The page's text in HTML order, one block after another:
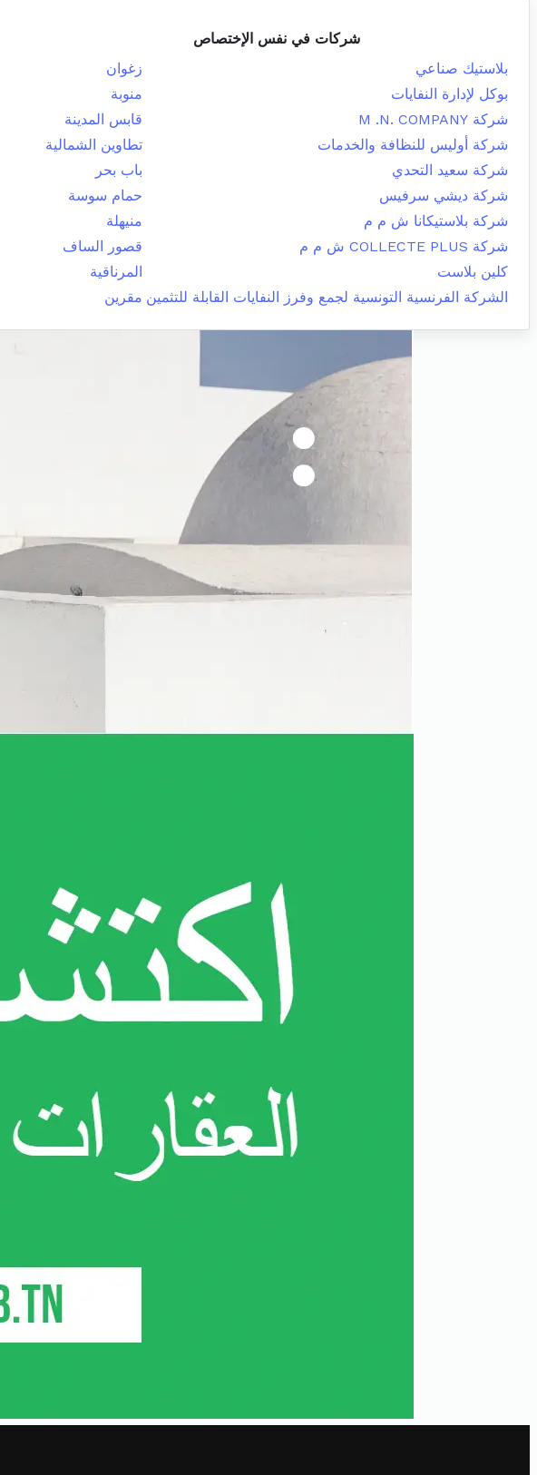
شركات في نفس الإختصاص
بلاستيك صناعي
زغوان
بوكل لإدارة النفايات
منوبة
شركة M .N. COMPANY
قابس المدينة
شركة أوليس للنظافة والخدمات
تطاوين الشمالية
شركة سعيد التحدي
باب بحر
شركة ديشي سرفيس
حمام سوسة
شركة بلاستيكانا ش م م
منيهلة
شركة COLLECTE PLUS ش م م
قصور الساف
كلين بلاست
المرناقية
الشركة الفرنسية التونسية لجمع وفرز النفايات القابلة للتثمين مقرين